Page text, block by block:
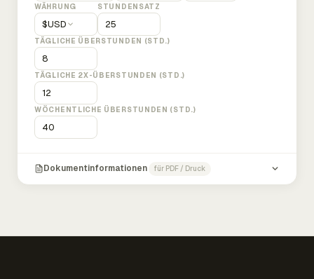
WÄHRUNG
$USD
STUNDENSATZ
TÄGLICHE ÜBERSTUNDEN (STD.)
TÄGLICHE 2X-ÜBERSTUNDEN (STD.)
WÖCHENTLICHE ÜBERSTUNDEN (STD.)
Dokumentinformationen für PDF / Druck